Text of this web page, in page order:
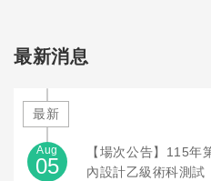
最新消息
最新
Aug
05
【場次公告】115
內設計乙級術科測試